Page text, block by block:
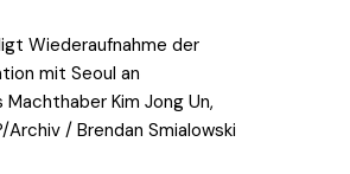
Machthaber Kim Jong Un,
Archiv / Brendan Smialowski